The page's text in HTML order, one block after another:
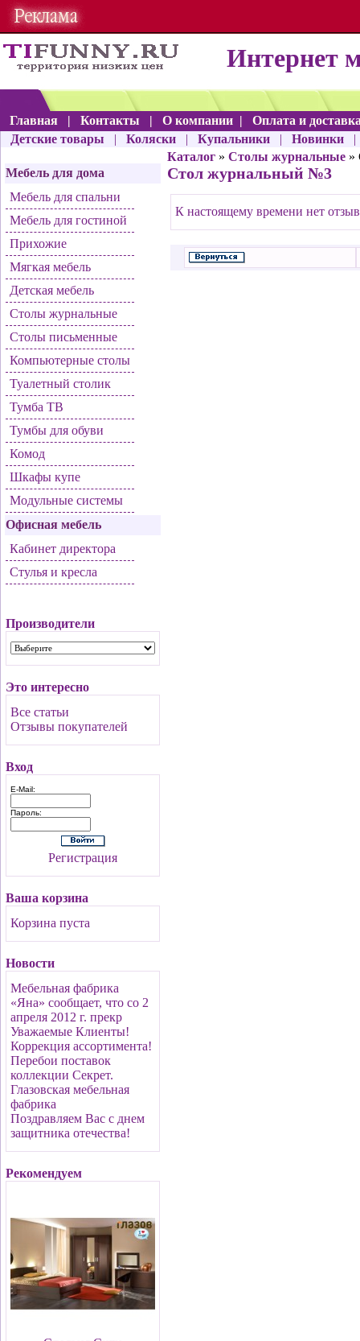
Интернет
Главная | Контакты | О компании |
Оплата и
Детские товары
| Коляски | Купальники | Новинки
Мебель для дома
Мебель для спальни
Мебель для гостиной
Прихожие
Мягкая мебель
Детская мебель
Столы журнальные
Столы письменные
Компьютерные столы
Туалетный столик
Тумба ТВ
Тумбы для обуви
Комод
Шкафы купе
Модульные системы
Офисная мебель
Кабинет директора
Стулья и кресла
Производители
Это интересно
Все статьи
Отзывы покупателей
Вход
E-Mail:
Пароль:
Регистрация
Ваша корзина
Корзина пуста
Новости
Мебельная фабрика
«Яна» сообщает, что со 2
апреля 2012 г. прекр
Уважаемые Клиенты!
Коррекция ассортимента!
Перебои поставок
коллекции Секрет.
Глазовская мебельная
фабрика
Поздравляем Вас с днем
защитника отечества!
Рекомендуем
Каталог » Столы журнальные »
Стол журнальный №3
К настоящему времени нет